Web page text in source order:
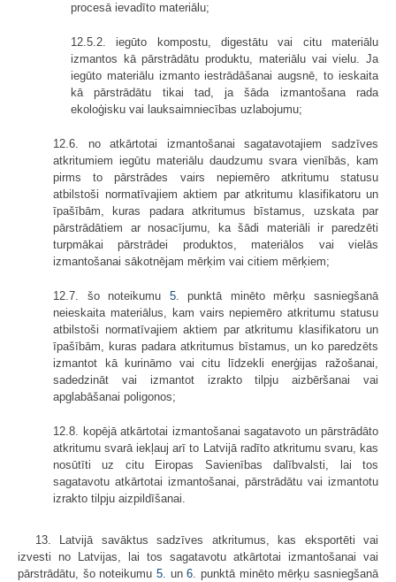
procesā ievadīto materiālu;
12.5.2. iegūto kompostu, digestātu vai citu materiālu
izmantos kā pārstrādātu produktu, materiālu vai vielu. Ja
iegūto materiālu izmanto iestrādāšanai augsnē, to ieskaita
kā pārstrādātu tikai tad, ja šāda izmantošana rada
ekoloģisku vai lauksaimniecības uzlabojumu;
12.6. no atkārtotai izmantošanai sagatavotajiem sadzīves
atkritumiem iegūtu materiālu daudzumu svara vienībās, kam
pirms to pārstrādes vairs nepiemēro atkritumu statusu
atbilstoši normatīvajiem aktiem par atkritumu klasifikatoru un
īpašībām, kuras padara atkritumus bīstamus, uzskata par
pārstrādātiem ar nosacījumu, ka šādi materiāli ir paredzēti
turpmākai pārstrādei produktos, materiālos vai vielās
izmantošanai sākotnējam mērķim vai citiem mērķiem;
12.7. šo noteikumu 5. punktā minēto mērķu sasniegšanā
neieskaita materiālus, kam vairs nepiemēro atkritumu statusu
atbilstoši normatīvajiem aktiem par atkritumu klasifikatoru un
īpašībām, kuras padara atkritumus bīstamus, un ko paredzēts
izmantot kā kurināmo vai citu līdzekli enerģijas ražošanai,
sadedzināt vai izmantot izrakto tilpju aizbēršanai vai
apglabāšanai poligonos;
12.8. kopējā atkārtotai izmantošanai sagatavoto un pārstrādāto
atkritumu svarā iekļauj arī to Latvijā radīto atkritumu svaru, kas
nosūtīti uz citu Eiropas Savienības dalībvalsti, lai tos
sagatavotu atkārtotai izmantošanai, pārstrādātu vai izmantotu
izrakto tilpju aizpildīšanai.
13. Latvijā savāktus sadzīves atkritumus, kas eksportēti vai
izvesti no Latvijas, lai tos sagatavotu atkārtotai izmantošanai vai
pārstrādātu, šo noteikumu 5. un6. punktā minēto mērķu sasniegšanā